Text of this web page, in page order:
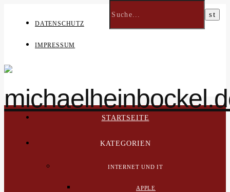
DATENSCHUTZ
IMPRESSUM
STARTSEITE
KATEGORIEN
INTERNET UND IT
APPLE